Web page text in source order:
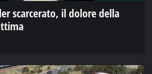
scarcerato, il dolore della